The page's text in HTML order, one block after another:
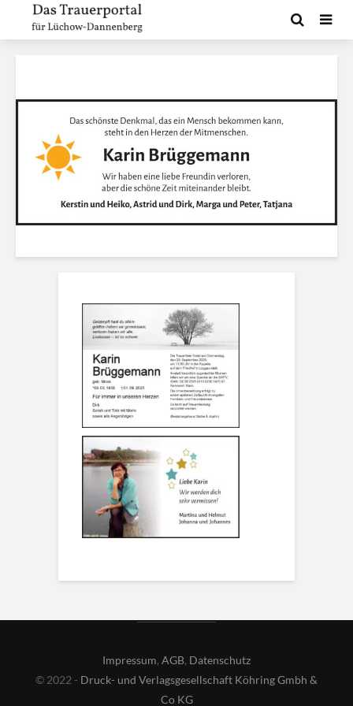
Impressum, AGB, Datenschutz
© 2022 - Druck- und Verlagsgesellschaft Köhring Gmbh &
Co KG